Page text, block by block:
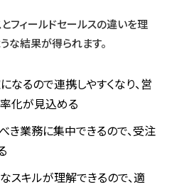
フィールドセールスの違いを理
な結果が得られます。
なるので連携しやすくなり、営
化が見込める
き業務に集中できるので、受注
スキルが理解できるので、適